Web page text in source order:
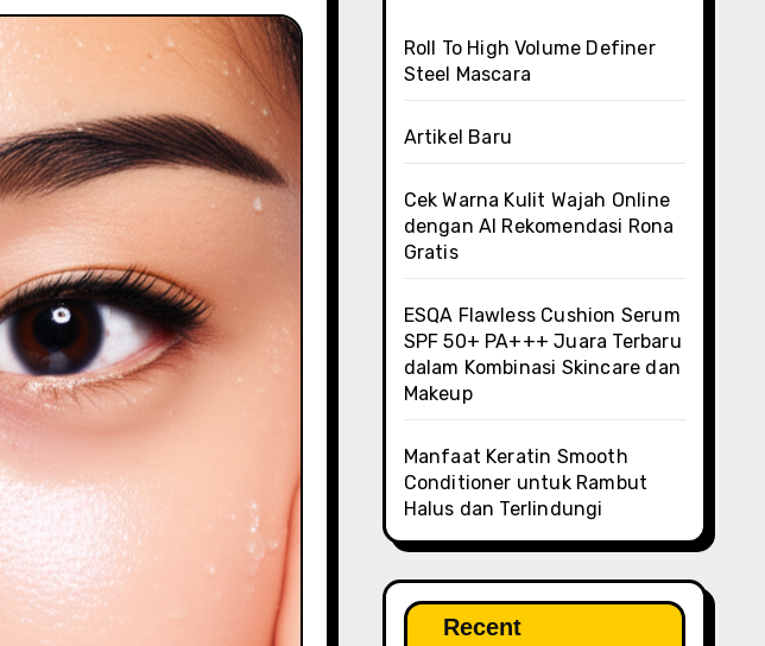
Roll To High Volume Definer
Steel Mascara
Artikel Baru
Cek Warna Kulit Wajah Online
dengan AI Rekomendasi Rona
Gratis
ESQA Flawless Cushion Serum
SPF 50+ PA+++ Juara Terbaru
dalam Kombinasi Skincare dan
Makeup
Manfaat Keratin Smooth
Conditioner untuk Rambut
Halus dan Terlindungi
Recent